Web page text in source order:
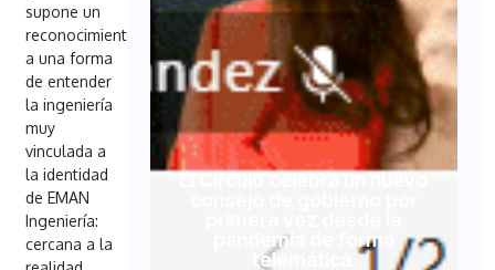
supone un
reconocimiento
a una forma
de entender
la ingeniería
muy
vinculada a
la identidad
de EMAN
Ingeniería:
cercana a la
pandemia de forma
telemática.